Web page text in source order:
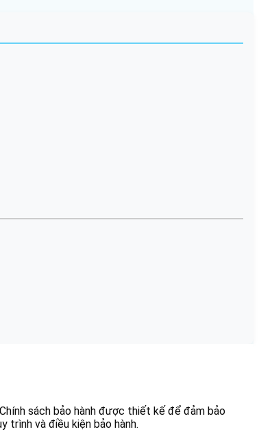
sách bảo hành được thiết kế để đảm bảo
trình và điều kiện bảo hành.